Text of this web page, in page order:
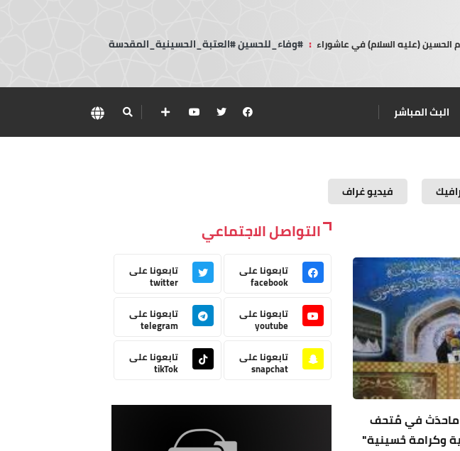
الحسين (عليه السلام) في عاشوراء : #وفاء_للحسين #العتبة_الحسينية_المقدسة
البث المباشر
فيديو غراف
" ماحدَث في مُتحف
وكرامة حُسينية"
التواصل الاجتماعي
تابعونا على
facebook
تابعونا على
twitter
تابعونا على
youtube
تابعونا على
telegram
تابعونا على
snapchat
تابعونا على
tikTok